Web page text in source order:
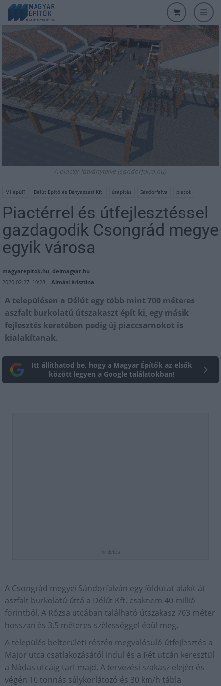
A piactér látványterve (sandorfalva.hu)
Mi épül? Délút Építő és Bányászati Kft. útépítés Sándorfalva piacok
Piactérrel és útfejlesztéssel
gazdagodik Csongrád megye
egyik városa
magyarepitok.hu, delmagyar.hu
2020.02.27. 10:28 - Almási Krisztina
A településen a Délút egy több mint 700 méteres
aszfalt burkolatú útszakaszt épít ki, egy másik
fejlesztés keretében pedig új piaccsarnokot is
kialakítanak.
Itt állíthatod be, hogy a Magyar Építők az elsők
között legyen a Google találatokban!
hirdetés
A Csongrád megyei Sándorfalván egy földutat alakít át
aszfalt burkolatú úttá a Délút Kft. csaknem 40 millió
forintból. A Rózsa utcában található útszakasz 703 méter
hosszan és 3,5 méteres szélességgel épül meg.
A település belterületi részén megvalósuló útfejlesztés a
Major utca csatlakozásától indul és a Rét utcán keresztül
a Nádas utcáig tart majd. A tervezési szakasz elején és
végén 10 tonnás súlykorlátozó és 30 km/h tábla